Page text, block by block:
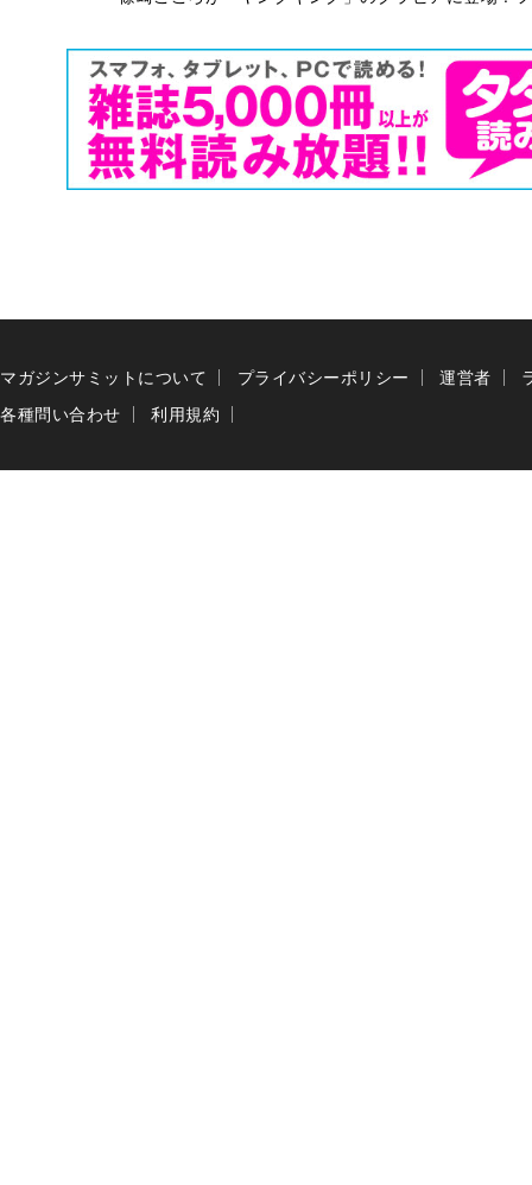
マガジンサミットについて プライバシーポリシー 運営者
各種問い合わせ
利用規約